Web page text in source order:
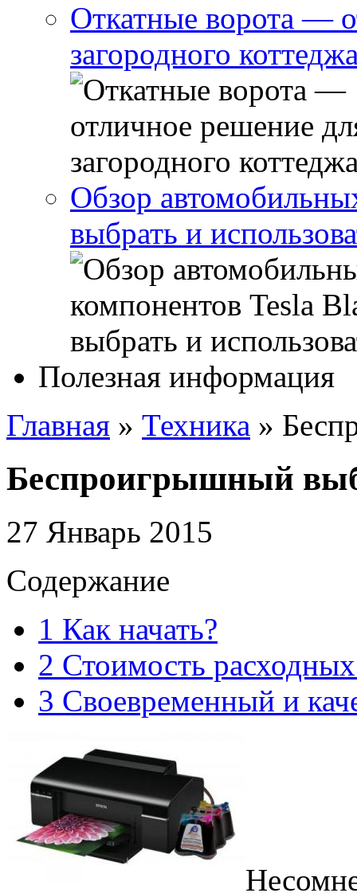
Откатные ворота —
загородного
Обзор
выбрать и
Полезная информация
Главная » Техника »
Беспроигрышный
27 Январь 2015
Содержание
1 Как начать?
2 Стоимость
3 Своевременный и